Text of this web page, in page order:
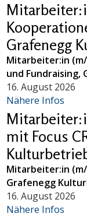
Grafenegg
Mitarbeiter:in
und Fundraising,
16. August 2026
Nähere Infos
mit Focus
Mitarbeiter:in
Grafenegg
16. August 2026
Nähere Infos